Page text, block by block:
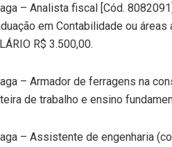
– Analista fiscal [Cód.
em Contabilidade ou
R$ 3.500,00.
– Armador de ferragens na
de trabalho e ensino
– Assistente de engenharia